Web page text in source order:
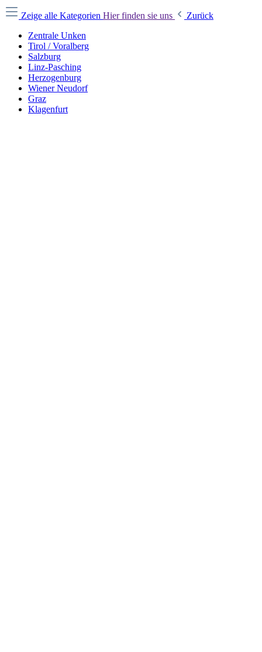
Zeige alle Kategorien Hier finden sie uns
Zurück
Zentrale Unken
Tirol / Voralberg
Salzburg
Linz-Pasching
Herzogenburg
Wiener Neudorf
Graz
Klagenfurt